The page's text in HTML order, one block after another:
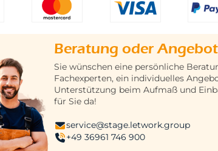
Beratung oder
Sie wünschen eine persönliche
Fachexperten, ein individuelles
Unterstützung beim Aufmaß und
für Sie da!
service@stage.letwork.group
+49 36961 746 900